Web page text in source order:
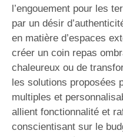
l’engouement pour les
par un désir
en matière d’espaces
créer un coin repas
chaleureux ou de
les solutions proposées
multiples et
allient fonctionnalité et
conscientisant sur le